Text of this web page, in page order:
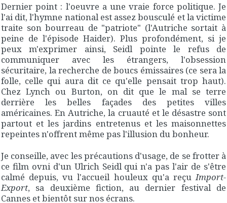
Dernier point : l'oeuvre a une vraie force politique. Je
l'ai dit, l'hymne national est assez bousculé et la victime
traite son bourreau de "patriote" (l'Autriche sortait à
peine de l'épisode Haider). Plus profondément, si je
peux m'exprimer ainsi, Seidl pointe le refus de
communiquer avec les étrangers, l'obsession
sécuritaire, la recherche de boucs émissaires (ce sera la
folle, celle qui aura dit ce qu'elle pensait trop haut).
Chez Lynch ou Burton, on dit que le mal se terre
derrière les belles façades des petites villes
américaines. En Autriche, la cruauté et le désastre sont
partout et les jardins entretenus et les maisonnettes
repeintes n'offrent même pas l'illusion du bonheur.
Je conseille, avec les précautions d'usage, de se frotter à
ce film ovni d'un Ulrich Seidl qui n'a pas l'air de s'être
calmé depuis, vu l'accueil houleux qu'a reçuImport-
Export, sa deuxième fiction, au dernier festival de
Cannes et bientôt sur nos écrans.